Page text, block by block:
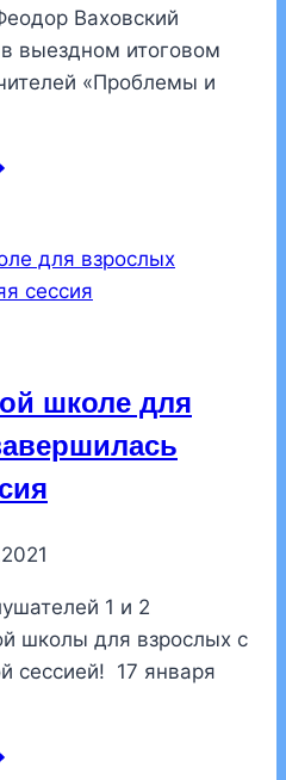
Ваховский
выездном итоговом
«Проблемы и
школе для
1 и 2
школы для взрослых с
сессией! 17 января